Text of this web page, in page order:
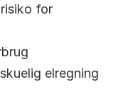
for
elregning